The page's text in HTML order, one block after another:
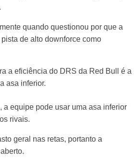
quando questionou por que a
de alto downforce como
a eficiência do DRS da Red Bull é a
asa inferior.
equipe pode usar uma asa inferior
rivais.
geral nas retas, portanto a